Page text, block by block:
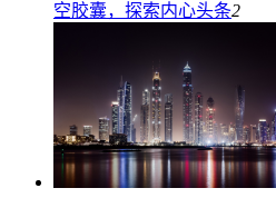
空胶囊，探索内心头条2